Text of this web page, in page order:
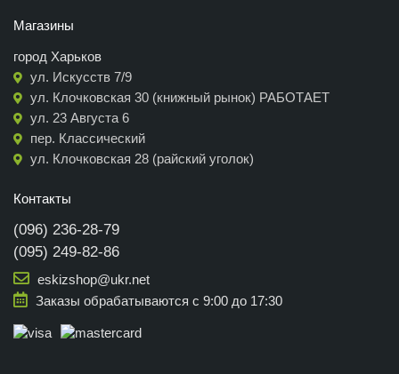
Магазины
город Харьков
ул. Искусств 7/9
ул. Клочковская 30 (книжный рынок) РАБОТАЕТ
ул. 23 Августа 6
пер. Классический
ул. Клочковская 28 (райский уголок)
Контакты
(096) 236-28-79
(095) 249-82-86
eskizshop@ukr.net
Заказы обрабатываются с 9:00 до 17:30